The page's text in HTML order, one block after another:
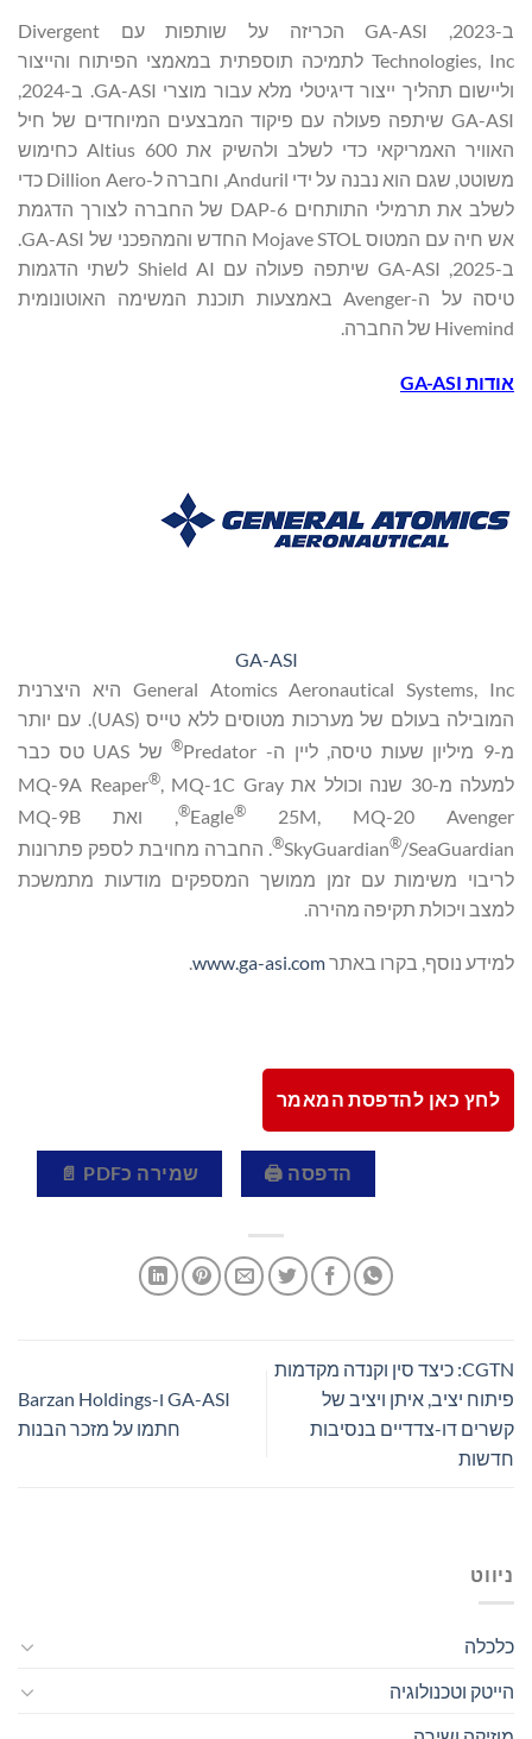
ב-2023, GA-ASI הכריזה על שותפות עם Divergent
Technologies, Inc לתמיכה תוספתית במאמצי הפיתוח והייצור
וליישום תהליך ייצור דיגיטלי מלא עבור מוצרי GA-ASI. ב-2024,
GA-ASI שיתפה פעולה עם פיקוד המבצעים המיוחדים של חיל
האוויר האמריקאי כדי לשלב ולהשיק את Altius 600 כחימוש
משוטט, שגם הוא נבנה על ידי Anduril, וחברה ל-Dillion Aero כדי
לשלב את תרמילי התותחים DAP-6 של החברה לצורך הדגמת
אש חיה עם המטוס Mojave STOL החדש והמהפכני של GA-ASI.
ב-2025, GA-ASI שיתפה פעולה עם Shield AI לשתי הדגמות
טיסה על ה-Avenger באמצעות תוכנת המשימה האוטונומית
Hivemind של החברה.
אודות GA-ASI
GA-ASI
General Atomics Aeronautical Systems, Inc היא היצרנית
המובילה בעולם של מערכות מטוסים ללא טייס (UAS). עם יותר
מ-9 מיליון שעות טיסה, ליין ה- Predator
®
של UAS טס כבר
למעלה מ-30 שנה וכולל את MQ-9A Reaper
®, MQ-1C Gray
Eagle® 25M, MQ-20 Avenger
®
, ואת MQ-9B
SkyGuardian®/SeaGuardian
®. החברה מחויבת לספק פתרונות
לריבוי משימות עם זמן ממושך המספקים מודעות מתמשכת
למצב ויכולת תקיפה מהירה.
למידע נוסף, בקרו באתרwww.ga-asi.com
.
לחץ כאן להדפסת המאמר
הדפסה 🖨 שמירה כPDF 📄
CGTN: כיצד סין וקנדה מקדמות
פיתוח יציב, איתן ויציב של
קשרים דו-צדדיים בנסיבות
חדשות
GA-ASI ו-Barzan Holdings
חתמו על מזכר הבנות
ניווט
כלכלה
הייטק וטכנולוגיה